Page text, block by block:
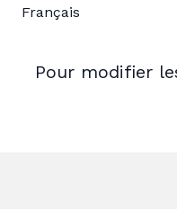
Français
Pour modifier